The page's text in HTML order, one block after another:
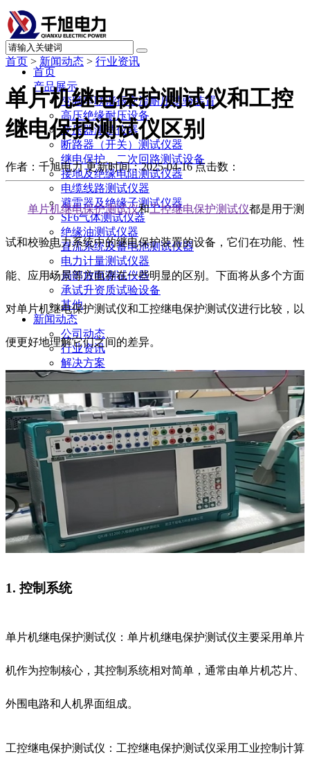
首页
产品展示
变频串联谐振交流耐压试验装置
高压绝缘耐压设备
变压器测试仪器
断路器（开关）测试仪器
继电保护、二次回路测试设备
接地及绝缘电阻测试仪器
电缆线路测试仪器
避雷器及绝缘子测试仪器
SF6气体测试仪器
绝缘油测试仪器
直流系统及蓄电池测试仪器
电力计量测试仪器
局部放电测试仪器
承试升资质试验设备
其他
新闻动态
公司动态
行业资讯
解决方案
产品案例
指导书
培训方案
详情案例
实用工具
关于我们
联系我们
首页 > 新闻动态 > 行业资讯
单片机继电保护测试仪和工控
继电保护测试仪区别
作者：千旭电力 更新时间：2025-04-16 点击数：
单片机继电保护测试仪和工控继电保护测试仪都是用于测
试和校验电力系统中的继电保护装置的设备，它们在功能、性
能、应用场景等方面存在一些明显的区别。下面将从多个方面
对单片机继电保护测试仪和工控继电保护测试仪进行比较，以
便更好地理解它们之间的差异。
1. 控制系统
单片机继电保护测试仪：单片机继电保护测试仪主要采用单片
机作为控制核心，其控制系统相对简单，通常由单片机芯片、
外围电路和人机界面组成。
工控继电保护测试仪：工控继电保护测试仪采用工业控制计算